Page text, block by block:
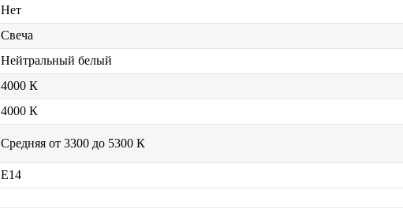
Нет
Свеча
Нейтральный белый
4000 К
4000 К
Средняя от 3300 до 5300 К
E14